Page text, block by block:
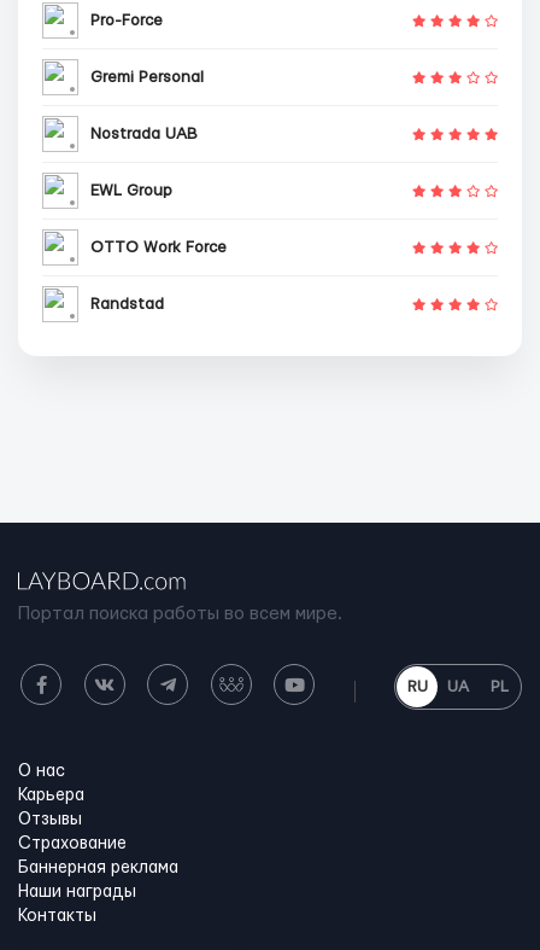
Pro-Force
Gremi Personal
Nostrada UAB
EWL Group
OTTO Work Force
Randstad
Портал поиска работы во всем мире.
RU UA PL
О нас
Карьера
Отзывы
Страхование
Баннерная реклама
Наши награды
Контакты